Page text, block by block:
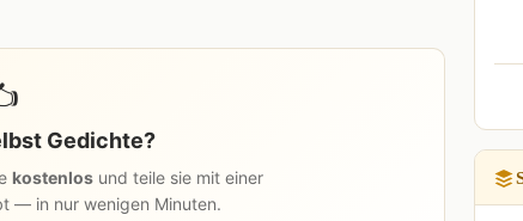
Gedichte?
kostenlos und teile sie mit einer
— in nur wenigen Minuten.